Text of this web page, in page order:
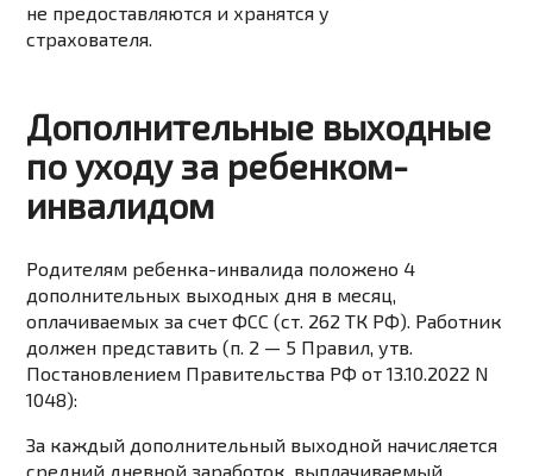
не предоставляются и хранятся у
страхователя.
Дополнительные выходные
по уходу за ребенком-
инвалидом
Родителям ребенка-инвалида положено 4
дополнительных выходных дня в месяц,
оплачиваемых за счет ФСС (ст. 262 ТК РФ). Работник
должен представить (п. 2 — 5 Правил, утв.
Постановлением Правительства РФ от 13.10.2022 N
1048):
За каждый дополнительный выходной начисляется
средний дневной заработок, выплачиваемый